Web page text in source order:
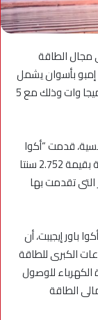
مجال الطاقة
بأسوان يشمل
تنفيذ محطة ضخمة للطاقة الشمسية بقدرة 200 ميجا وات وذلك مع 5
قدمت “أكوا
بارو” عرضا تنافسيا بطرح أقل سعر للكيلو وات ساعة بقيمة 2.752 سنتا
تقدمت بها
باور إيجيبت، أن
الكبرى للطاقة
الكهرباء للوصول
نحو 20% من إجمالى الطاقة